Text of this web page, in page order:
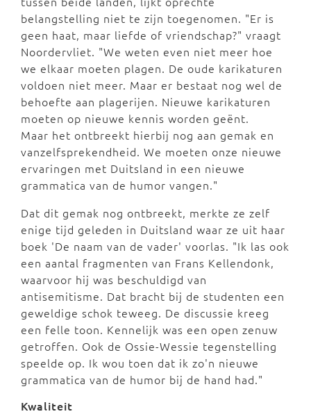
belangstelling niet te zijn toegenomen. "Er is
geen haat, maar liefde of vriendschap?" vraagt
Noordervliet. "We weten even niet meer hoe
we elkaar moeten plagen. De oude karikaturen
voldoen niet meer. Maar er bestaat nog wel de
behoefte aan plagerijen. Nieuwe karikaturen
moeten op nieuwe kennis worden geënt.
Maar het ontbreekt hierbij nog aan gemak en
vanzelfsprekendheid. We moeten onze nieuwe
ervaringen met Duitsland in een nieuwe
grammatica van de humor vangen."
Dat dit gemak nog ontbreekt, merkte ze zelf
enige tijd geleden in Duitsland waar ze uit haar
boek 'De naam van de vader' voorlas. "Ik las ook
een aantal fragmenten van Frans Kellendonk,
waarvoor hij was beschuldigd van
antisemitisme. Dat bracht bij de studenten een
geweldige schok teweeg. De discussie kreeg
een felle toon. Kennelijk was een open zenuw
getroffen. Ook de Ossie-Wessie tegenstelling
speelde op. Ik wou toen dat ik zo'n nieuwe
grammatica van de humor bij de hand had."
Kwaliteit